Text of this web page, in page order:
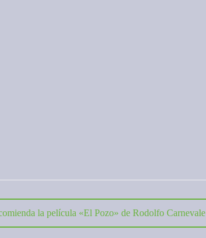
la película «El Pozo» de Rodolfo Carnevale